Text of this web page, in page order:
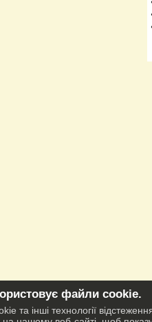
файли cookie.
та інші технології